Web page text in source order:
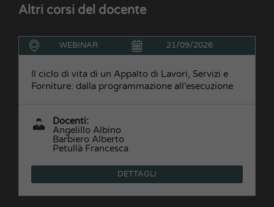
Altri corsi del docente
WEBINAR 21/09/2026
Il ciclo di vita di un Appalto di Lavori, Servizi e
Forniture: dalla programmazione all'esecuzione
Docenti:
Angelillo Albino
Barbiero Alberto
Petullà Francesca
DETTAGLI